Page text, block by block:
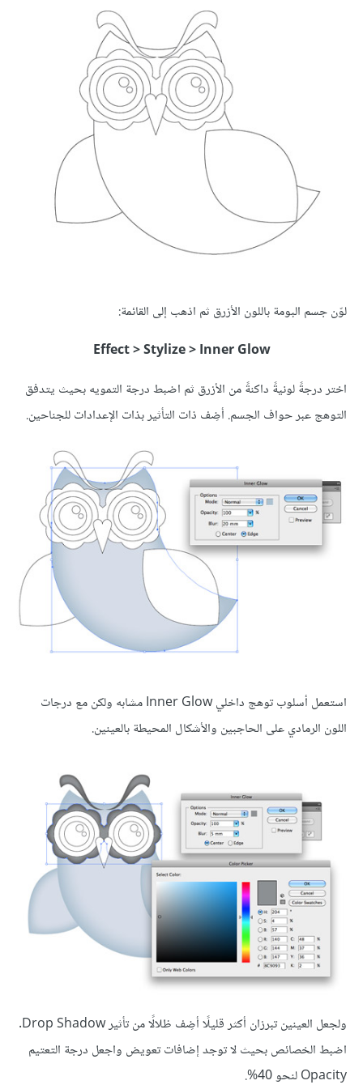
لوّن جسم البومة باللون الأزرق ثم اذهب إلى القائمة:
Effect > Stylize > Inner Glow
اختر درجةً لونيةً داكنةً من الأزرق ثم اضبط درجة التمويه بحيث يتدفق
التوهج عبر حواف الجسم. أضِف ذات التأثير بذات الإعدادات للجناحين.
استعمل أسلوب توهج داخلي Inner Glow مشابه ولكن مع درجات
اللون الرمادي على الحاجبين والأشكال المحيطة بالعينين.
ولجعل العينين تبرزان أكثر قليلًا أضِف ظلالًا من تأثير Drop Shadow.
اضبط الخصائص بحيث لا توجد إضافات تعويض واجعل درجة التعتيم
Opacity لنحو 40%.